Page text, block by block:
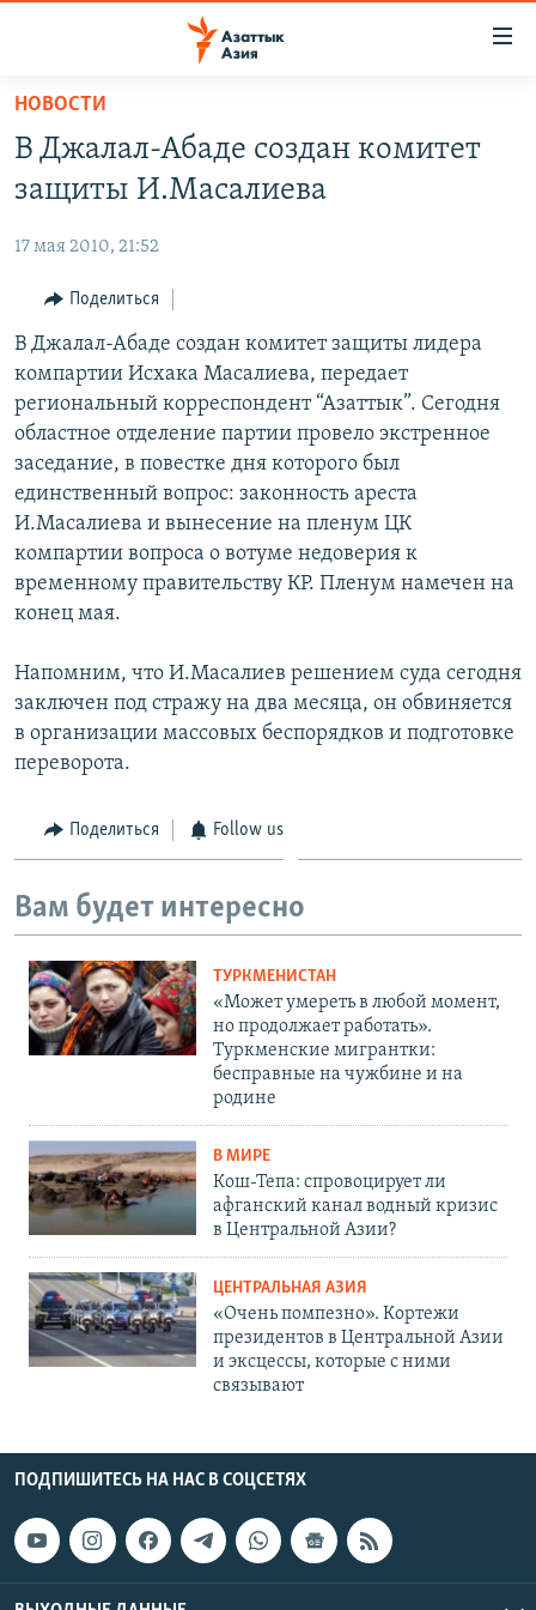
Вернуться
основному
содержанию
навигации
Вернутся
поиску
ЦЕНТРАЛЬНАЯ АЗИЯ
УЗБЕКИСТАН
ТАДЖИКИСТАН
НОВОСТИ
НА ДРУГИХ ЯЗЫКАХ
ҚАЗАҚША
КЫРГЫЗЧА
ЎЗБЕКЧА
ТОҶИКӢ
TÜRKMENÇE
Все сайты РСЕ/РС
НОВОСТИ
В Джалал-Абаде создан комитет
защиты И.Масалиева
17 мая 2010, 21:52
Поделиться
В Джалал-Абаде создан комитет защиты лидера
компартии Исхака Масалиева, передает
региональный корреспондент “Азаттык”. Сегодня
областное отделение партии провело экстренное
заседание, в повестке дня которого был
единственный вопрос: законность ареста
И.Масалиева и вынесение на пленум ЦК
компартии вопроса о вотуме недоверия к
временному правительству КР. Пленум намечен на
конец мая.
Напомним, что И.Масалиев решением суда сегодня
заключен под стражу на два месяца, он обвиняется
в организации массовых беспорядков и подготовке
переворота.
Поделиться Follow us
Вам будет интересно
ТУРКМЕНИСТАН
«Может умереть в любой момент,
но продолжает работать».
Туркменские мигрантки:
бесправные на чужбине и на
родине
В МИРЕ
Кош-Тепа: спровоцирует ли
афганский канал водный кризис
в Центральной Азии?
ЦЕНТРАЛЬНАЯ АЗИЯ
«Очень помпезно». Кортежи
президентов в Центральной Азии
и эксцессы, которые с ними
связывают
ПОДПИШИТЕСЬ НА НАС В СОЦСЕТЯХ